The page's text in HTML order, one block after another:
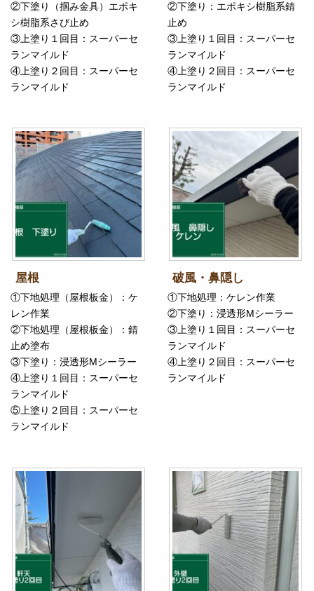
②下塗り（掴み金具）エポキ
シ樹脂系さび止め
③上塗り１回目：スーパーセ
ランマイルド
④上塗り２回目：スーパーセ
ランマイルド
②下塗り：エポキシ樹脂系錆
止め
③上塗り１回目：スーパーセ
ランマイルド
④上塗り２回目：スーパーセ
ランマイルド
屋根
①下地処理（屋根板金）：ケ
レン作業
②下地処理（屋根板金）：錆
止め塗布
③下塗り：浸透形Mシーラー
④上塗り１回目：スーパーセ
ランマイルド
⑤上塗り２回目：スーパーセ
ランマイルド
破風・鼻隠し
①下地処理：ケレン作業
②下塗り：浸透形Mシーラー
③上塗り１回目：スーパーセ
ランマイルド
④上塗り２回目：スーパーセ
ランマイルド